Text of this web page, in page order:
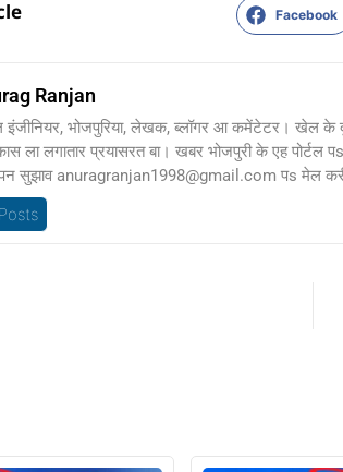
Facebook
Ranjan
इंजीनियर, भोजपुरिया, लेखक, ब्लॉगर आ कमेंटेटर। खेल के
ला लगातार प्रयासरत बा। खबर भोजपुरी के एह
सुझाव anuragranjan1998@gmail.com पs मेल